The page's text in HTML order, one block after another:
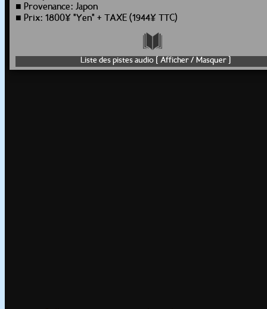
■ Provenance: Japon
■ Prix: 1800¥ "Yen" + TAXE (1944¥ TTC)
Liste des pistes audio [ Afficher / Masquer ]